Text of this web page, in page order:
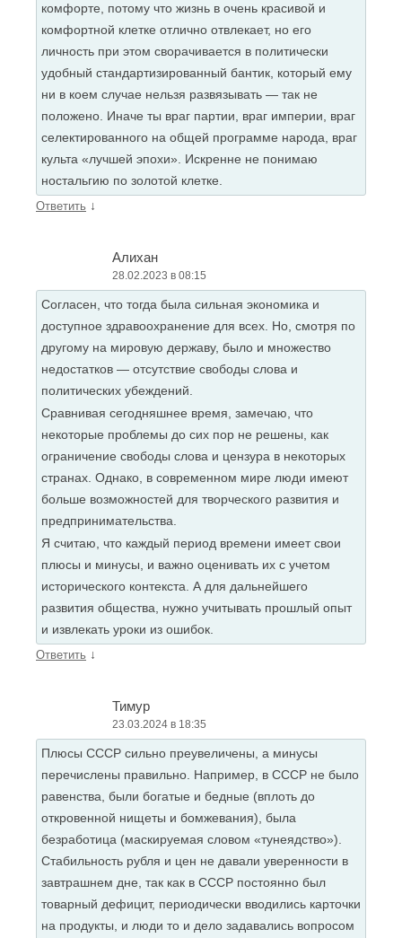
комфорте, потому что жизнь в очень красивой и
комфортной клетке отлично отвлекает, но его
личность при этом сворачивается в политически
удобный стандартизированный бантик, который ему
ни в коем случае нельзя развязывать — так не
положено. Иначе ты враг партии, враг империи, враг
селектированного на общей программе народа, враг
культа «лучшей эпохи». Искренне не понимаю
ностальгию по золотой клетке.
Ответить ↓
Алихан
28.02.2023 в 08:15
Согласен, что тогда была сильная экономика и
доступное здравоохранение для всех. Но, смотря по
другому на мировую державу, было и множество
недостатков — отсутствие свободы слова и
политических убеждений.
Сравнивая сегодняшнее время, замечаю, что
некоторые проблемы до сих пор не решены, как
ограничение свободы слова и цензура в некоторых
странах. Однако, в современном мире люди имеют
больше возможностей для творческого развития и
предпринимательства.
Я считаю, что каждый период времени имеет свои
плюсы и минусы, и важно оценивать их с учетом
исторического контекста. А для дальнейшего
развития общества, нужно учитывать прошлый опыт
и извлекать уроки из ошибок.
Ответить ↓
Тимур
23.03.2024 в 18:35
Плюсы СССР сильно преувеличены, а минусы
перечислены правильно. Например, в СССР не было
равенства, были богатые и бедные (вплоть до
откровенной нищеты и бомжевания), была
безработица (маскируемая словом «тунеядство»).
Стабильность рубля и цен не давали уверенности в
завтрашнем дне, так как в СССР постоянно был
товарный дефицит, периодически вводились карточки
на продукты, и люди то и дело задавались вопросом